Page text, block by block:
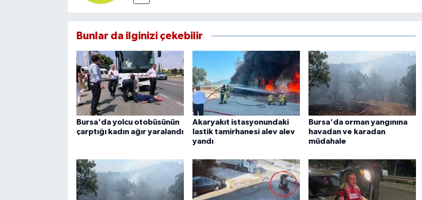
Bunlar da ilginizi çekebilir
Bursa'da yolcu otobüsünün
çarptığı kadın ağır yaralandı
Akaryakıt istasyonundaki
lastik tamirhanesi alev alev
yandı
Bursa'da orman yangınına
havadan ve karadan
müdahale